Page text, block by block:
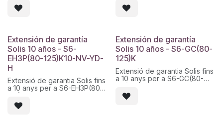
´ampliació de cobertura
oficial i activació digital. Codi
´ampliació de cobertura
oficial i activació digital. Codi
Extensión de garantía
Solis 10 años - S6-
EH3P(80-125)K10-NV-YD-
H
Extensió de garantia Solis fins
a 10 anys per a S6-EH3P(80-
125)K10-NV-YD-H. Servei
tècnic d´ampliació de
cobertura oficial i activació
Extensión de garantía
Solis 10 años - S6-GC(80-
125)K
Extensió de garantia Solis fins
a 10 anys per a S6-GC(80-
125)K. Servei tècnic d
´ampliació de cobertura
oficial i activació digital. Codi